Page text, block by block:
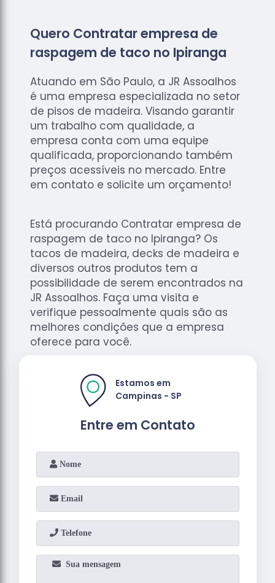
Quero Contratar empresa de
raspagem de taco no Ipiranga
Atuando em São Paulo, a JR Assoalhos
é uma empresa especializada no setor
de pisos de madeira. Visando garantir
um trabalho com qualidade, a
empresa conta com uma equipe
qualificada, proporcionando também
preços acessíveis no mercado. Entre
em contato e solicite um orçamento!
Está procurando Contratar empresa de
raspagem de taco no Ipiranga? Os
tacos de madeira, decks de madeira e
diversos outros produtos tem a
possibilidade de serem encontrados na
JR Assoalhos. Faça uma visita e
verifique pessoalmente quais são as
melhores condições que a empresa
oferece para você.
Entre em Contato
Estamos em
Campinas - SP